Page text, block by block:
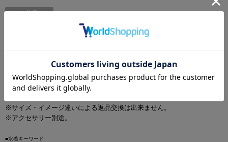
ご注意
※本商品は衛生商品の為、返品・交換は、未使用であってもお受けでき
ません。ご購入の際には、サイズやデザイン等をよくご確認いただいた
長時間濡れたままで放置しないで下さい。
※ディスプレイの特性上、写真と実際の商品の色目が若干異なる場合が
ございます。 ※採寸はスタッフが平置きにて行っております。多少の誤
※サイズ・イメージ違いによる返品交換は出来ません。
※アクセサリー別途。
■水着キーワード